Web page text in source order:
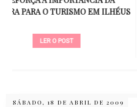
DEFINITIVA
SÁBADO, 18 DE ABRIL DE 2009